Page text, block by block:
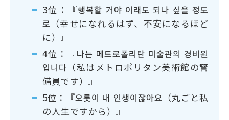
3位：『행복할 거야 이래도 되나 싶을 정도
로（幸せになれるはず、不安になるほど
に）』
4位：『나는 메트로폴리탄 미술관의 경비원
입니다（私はメトロポリタン美術館の警
備員です）』
5位：『오롯이 내 인생이잖아요（丸ごと私
の人生ですから）』